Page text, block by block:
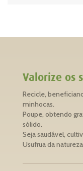
Valorize os
Recicle,
minhocas.
Poupe, obtendo
sólido.
Seja saudável,
Usufrua da